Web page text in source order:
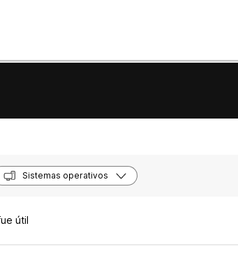
Sistemas operativos
útil